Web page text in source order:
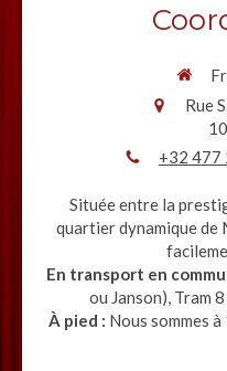
Rue
+32 477
Située entre la
quartier dynamique de
En transport en
ou Janson), Tram
À pied : Nous sommes